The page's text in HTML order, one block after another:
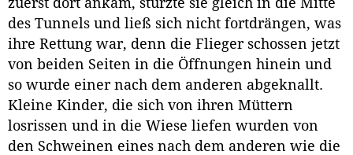
des Tunnels und ließ sich nicht fortdrängen, was
ihre Rettung war, denn die Flieger schossen jetzt
von beiden Seiten in die Öffnungen hinein und
so wurde einer nach dem anderen abgeknallt.
Kleine Kinder, die sich von ihren Müttern
losrissen und in die Wiese liefen wurden von
den Schweinen eines nach dem anderen wie die